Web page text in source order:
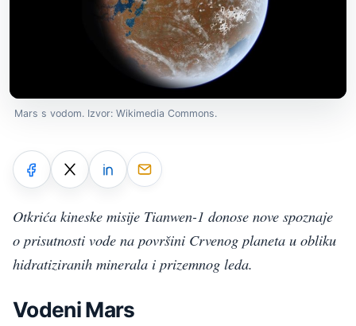
Mars s vodom. Izvor: Wikimedia Commons.
Otkrića kineske misije Tianwen-1 donose nove spoznaje
o prisutnosti vode na površini Crvenog planeta u obliku
hidratiziranih minerala i prizemnog leda.
Vodeni Mars